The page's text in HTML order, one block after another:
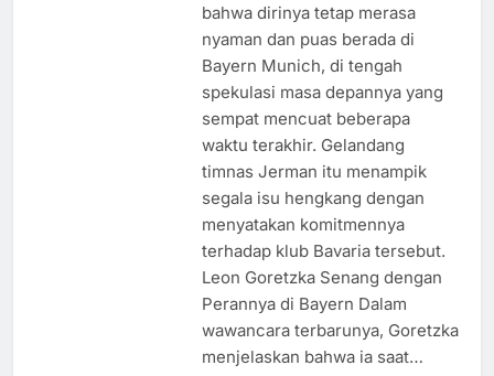
bahwa dirinya tetap merasa
nyaman dan puas berada di
Bayern Munich, di tengah
spekulasi masa depannya yang
sempat mencuat beberapa
waktu terakhir. Gelandang
timnas Jerman itu menampik
segala isu hengkang dengan
menyatakan komitmennya
terhadap klub Bavaria tersebut.
Leon Goretzka Senang dengan
Perannya di Bayern Dalam
wawancara terbarunya, Goretzka
menjelaskan bahwa ia saat…